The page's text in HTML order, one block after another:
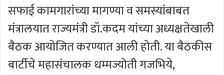
सफाई कामगारांच्या मागण्या व समस्यांबाबत
मंत्रालयात राज्यमंत्री डॉ.कदम यांच्या अध्यक्षतेखाली
बैठक आयोजित करण्यात आली होती. या बैठकीस
बार्टीचे महासंचालक धम्मज्योती गजभिये,